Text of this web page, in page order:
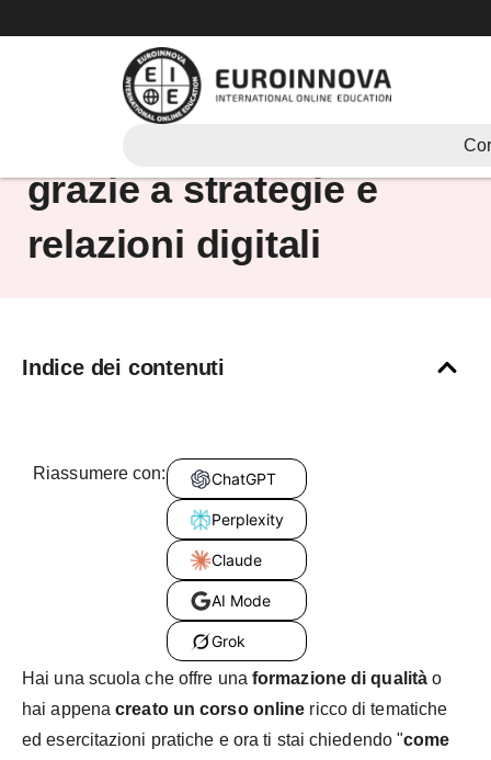
al
Vendere corsi online
grazie a strategie e
relazioni digitali
Indice dei contenuti
Riassumere con: ChatGPT
Perplexity
Claude
AI Mode
Grok
Hai una scuola che offre una formazione di qualità o
hai appenacreato un corso online ricco di tematiche
ed esercitazioni pratiche e ora ti stai chiedendo "come